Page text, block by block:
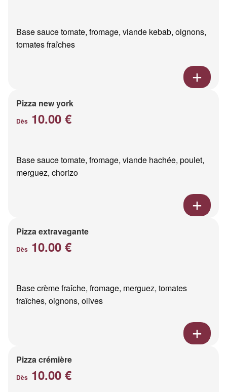
Base sauce tomate, fromage, viande kebab, oignons,
tomates fraîches
Pizza new york
Dès 10.00 €
Base sauce tomate, fromage, viande hachée, poulet,
merguez, chorizo
Pizza extravagante
Dès 10.00 €
Base crème fraîche, fromage, merguez, tomates
fraîches, oignons, olives
Pizza crémière
Dès 10.00 €